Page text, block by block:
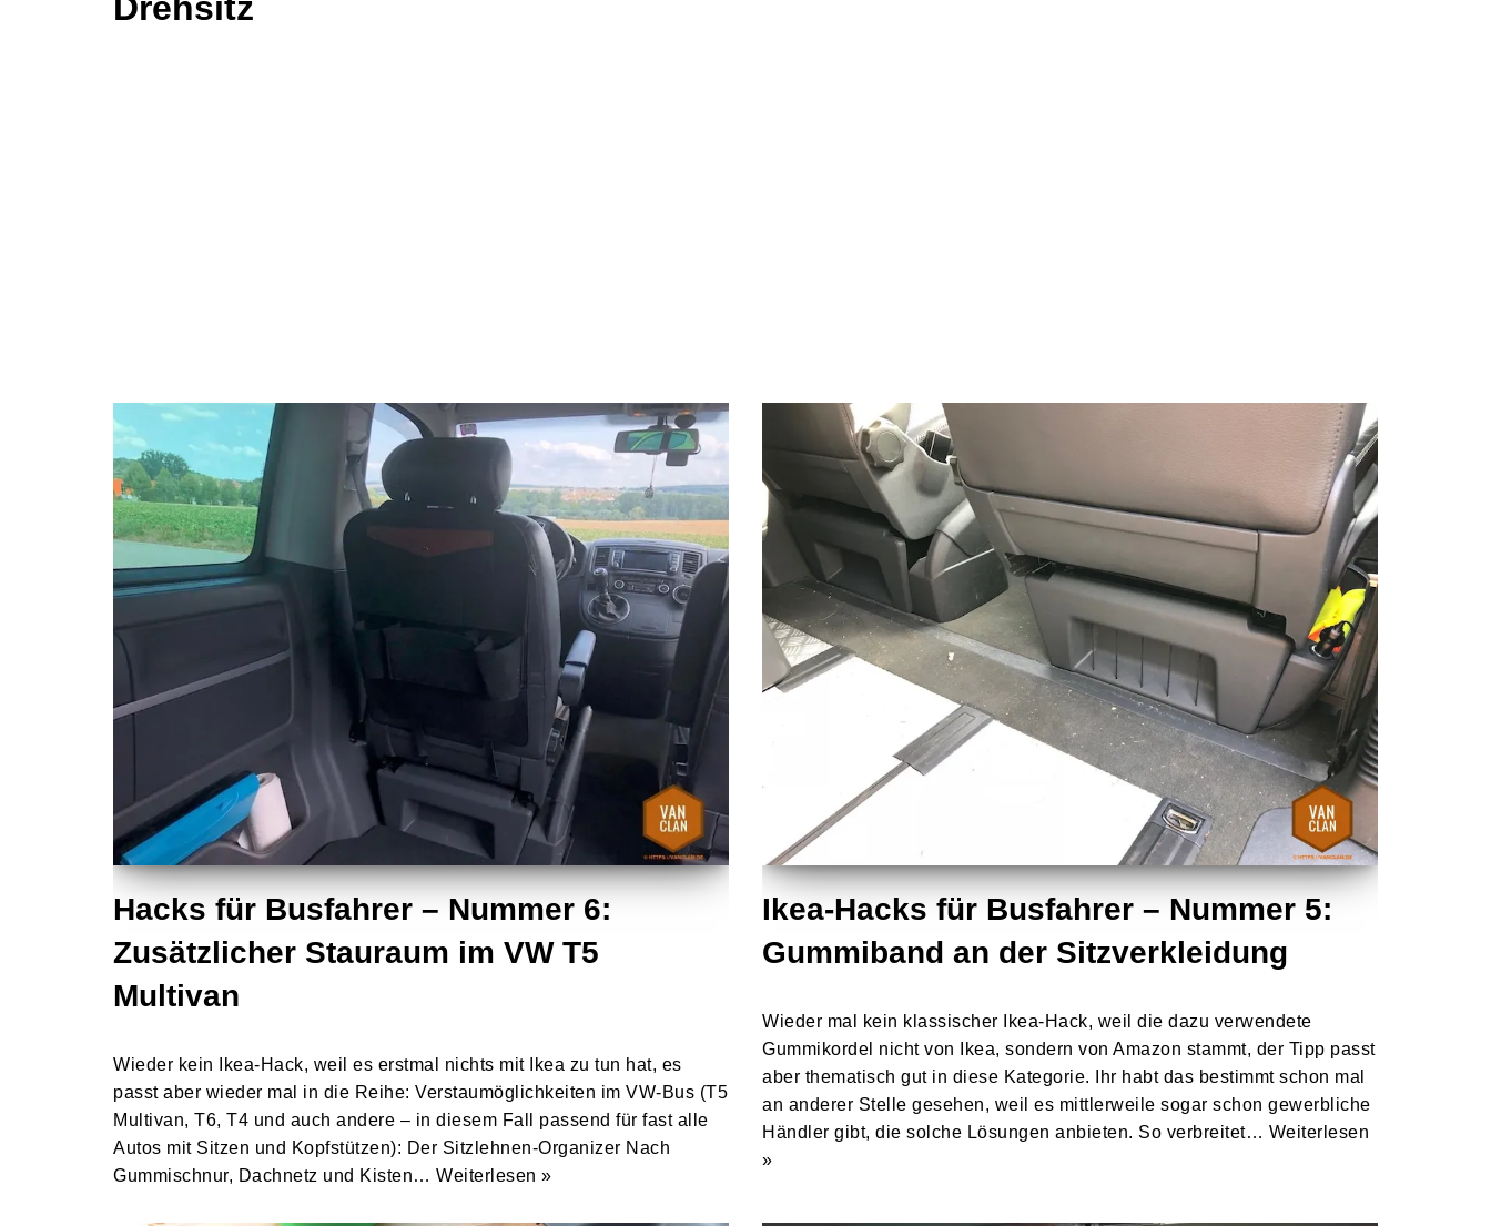
Drehsitz
Hacks für Busfahrer – Nummer 6:
Zusätzlicher Stauraum im VW T5
Multivan
Wieder kein Ikea-Hack, weil es erstmal nichts mit Ikea zu tun hat, es
passt aber wieder mal in die Reihe: Verstaumöglichkeiten im VW-Bus (T5
Multivan, T6, T4 und auch andere – in diesem Fall passend für fast alle
Autos mit Sitzen und Kopfstützen): Der Sitzlehnen-Organizer Nach
Gummischnur, Dachnetz und Kisten… Weiterlesen »
Ikea-Hacks für Busfahrer – Nummer 5:
Gummiband an der Sitzverkleidung
Wieder mal kein klassischer Ikea-Hack, weil die dazu verwendete
Gummikordel nicht von Ikea, sondern von Amazon stammt, der Tipp passt
aber thematisch gut in diese Kategorie. Ihr habt das bestimmt schon mal
an anderer Stelle gesehen, weil es mittlerweile sogar schon gewerbliche
Händler gibt, die solche Lösungen anbieten. So verbreitet… Weiterlesen
»